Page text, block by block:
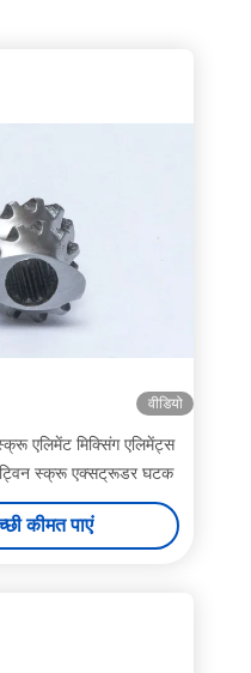
वीडियो
एलिमेंट मिक्सिंग एलिमेंट्स
ट्विन स्क्रू एक्सट्रूडर घटक
कीमत पाएं